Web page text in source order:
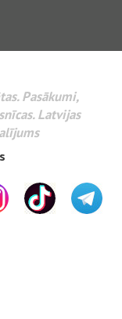
Pasākumi,
Latvijas